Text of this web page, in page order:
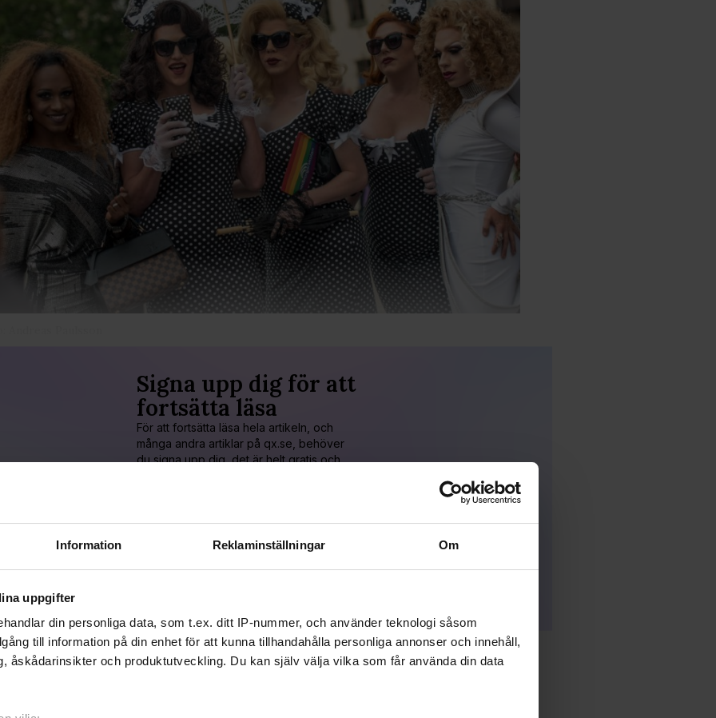
Information Reklaminställningar Om
uppgifter
din personliga data, som t.ex. ditt IP-nummer, och använder teknologi såsom
till information på din enhet för att kunna tillhandahålla personliga annonser och innehåll,
åskådarinsikter och produktutveckling. Du kan själv välja vilka som får använda din data
Signa upp dig för att
fortsätta läsa
För att fortsätta läsa hela artikeln, och
många andra artiklar på qx.se, behöver
du signa upp dig, det är helt gratis och
JA, JAG VILL LÄSA HELA ARTIKELN
2016-08-07